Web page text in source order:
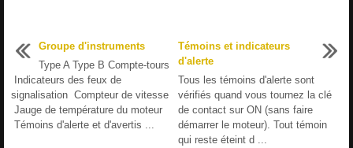
Groupe d'instruments
Type A Type B Compte-tours
Indicateurs des feux de
signalisation Compteur de vitesse
Jauge de température du moteur
Témoins d'alerte et d'avertis ...
Témoins et indicateurs
d'alerte
Tous les témoins d'alerte sont
vérifiés quand vous tournez la clé
de contact sur ON (sans faire
démarrer le moteur). Tout témoin
qui reste éteint d ...